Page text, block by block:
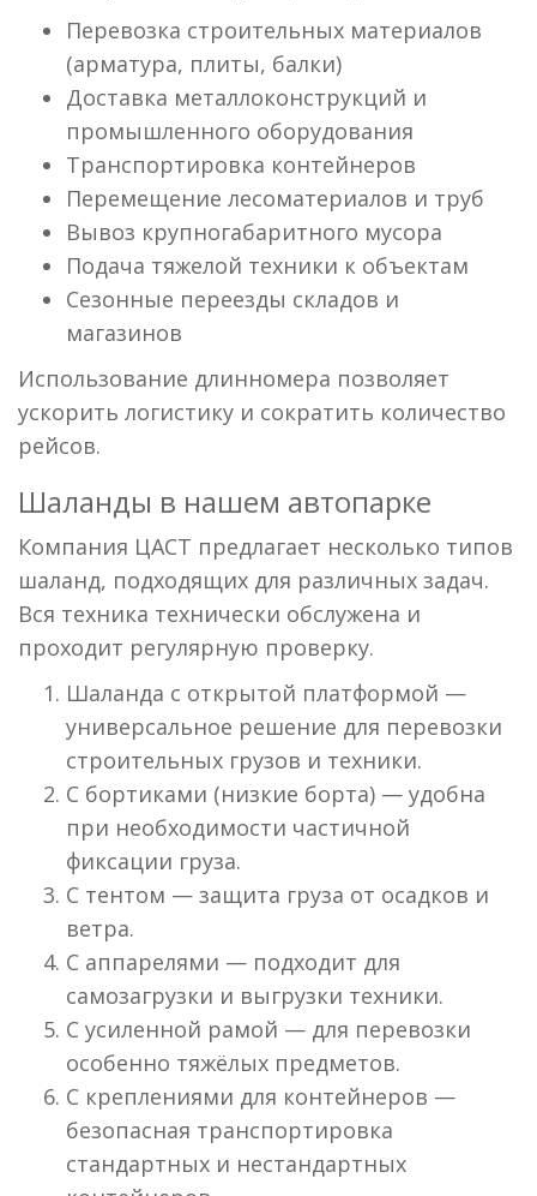
Перевозка строительных материалов
(арматура, плиты, балки)
Доставка металлоконструкций и
промышленного оборудования
Транспортировка контейнеров
Перемещение лесоматериалов и труб
Вывоз крупногабаритного мусора
Подача тяжелой техники к объектам
Сезонные переезды складов и
магазинов
Использование длинномера позволяет
ускорить логистику и сократить количество
рейсов.
Шаланды в нашем автопарке
Компания ЦАСТ предлагает несколько типов
шаланд, подходящих для различных задач.
Вся техника технически обслужена и
проходит регулярную проверку.
Шаланда с открытой платформой —
универсальное решение для перевозки
строительных грузов и техники.
С бортиками (низкие борта) — удобна
при необходимости частичной
фиксации груза.
С тентом — защита груза от осадков и
ветра.
С аппарелями — подходит для
самозагрузки и выгрузки техники.
С усиленной рамой — для перевозки
особенно тяжёлых предметов.
С креплениями для контейнеров —
безопасная транспортировка
стандартных и нестандартных